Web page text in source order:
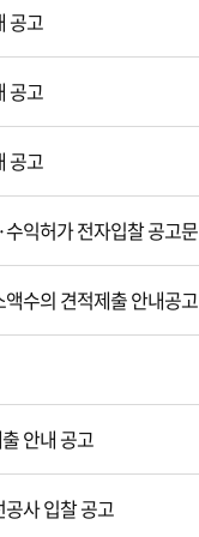
공고
공고
공고
익허가 전자입찰 공고문
수의 견적제출 안내공고
안내 공고
사 입찰 공고